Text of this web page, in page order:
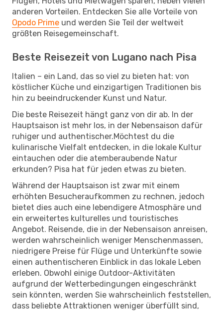
anderen Vorteilen. Entdecken Sie alle Vorteile von
Opodo Prime und werden Sie Teil der weltweit
größten Reisegemeinschaft.
Beste Reisezeit von Lugano nach Pisa
Italien – ein Land, das so viel zu bieten hat: von
köstlicher Küche und einzigartigen Traditionen bis
hin zu beeindruckender Kunst und Natur.
Die beste Reisezeit hängt ganz von dir ab. In der
Hauptsaison ist mehr los, in der Nebensaison dafür
ruhiger und authentischer.Möchtest du die
kulinarische Vielfalt entdecken, in die lokale Kultur
eintauchen oder die atemberaubende Natur
erkunden? Pisa hat für jeden etwas zu bieten.
Während der Hauptsaison ist zwar mit einem
erhöhten Besucheraufkommen zu rechnen, jedoch
bietet dies auch eine lebendigere Atmosphäre und
ein erweitertes kulturelles und touristisches
Angebot. Reisende, die in der Nebensaison anreisen,
werden wahrscheinlich weniger Menschenmassen,
niedrigere Preise für Flüge und Unterkünfte sowie
einen authentischeren Einblick in das lokale Leben
erleben. Obwohl einige Outdoor-Aktivitäten
aufgrund der Wetterbedingungen eingeschränkt
sein könnten, werden Sie wahrscheinlich feststellen,
dass beliebte Attraktionen weniger überfüllt sind,